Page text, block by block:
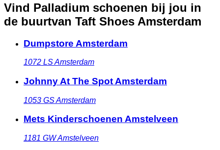
Vind Palladium schoenen bij jou in
de buurtvan Taft Shoes Amsterdam
Dumpstore Amsterdam
1072 LSAmsterdam
Johnny At The Spot Amsterdam
1053 GSAmsterdam
Mets Kinderschoenen Amstelveen
1181 GWAmstelveen